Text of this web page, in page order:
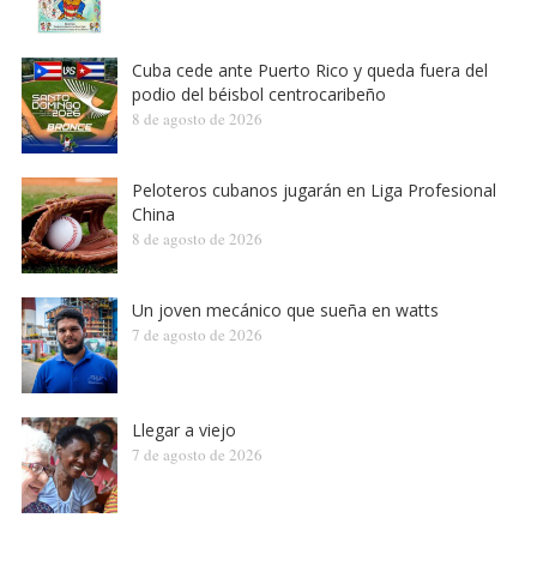
Cuba cede ante Puerto Rico y queda fuera del
podio del béisbol centrocaribeño
8 de agosto de 2026
Peloteros cubanos jugarán en Liga Profesional
China
8 de agosto de 2026
Un joven mecánico que sueña en watts
7 de agosto de 2026
Llegar a viejo
7 de agosto de 2026